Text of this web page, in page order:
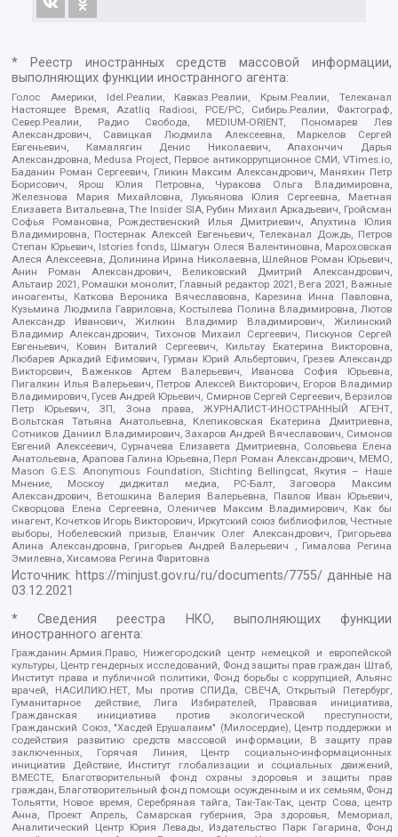
* Реестр иностранных средств массовой информации,
выполняющих функции иностранного агента:
Голос Америки, Idel.Реалии, Кавказ.Реалии, Крым.Реалии, Телеканал
Настоящее Время, Azatliq Radiosi, PCE/PC, Сибирь.Реалии, Фактограф,
Север.Реалии, Радио Свобода, MEDIUM-ORIENT, Пономарев Лев
Александрович, Савицкая Людмила Алексеевна, Маркелов Сергей
Евгеньевич, Камалягин Денис Николаевич, Апахончич Дарья
Александровна, Medusa Project, Первое антикоррупционное СМИ, VTimes.io,
Баданин Роман Сергеевич, Гликин Максим Александрович, Маняхин Петр
Борисович, Ярош Юлия Петровна, Чуракова Ольга Владимировна,
Железнова Мария Михайловна, Лукьянова Юлия Сергеевна, Маетная
Елизавета Витальевна, The Insider SIA, Рубин Михаил Аркадьевич, Гройсман
Софья Романовна, Рождественский Илья Дмитриевич, Апухтина Юлия
Владимировна, Постернак Алексей Евгеньевич, Телеканал Дождь, Петров
Степан Юрьевич, Istories fonds, Шмагун Олеся Валентиновна, Мароховская
Алеся Алексеевна, Долинина Ирина Николаевна, Шлейнов Роман Юрьевич,
Анин Роман Александрович, Великовский Дмитрий Александрович,
Альтаир 2021, Ромашки монолит, Главный редактор 2021, Вега 2021, Важные
иноагенты, Каткова Вероника Вячеславовна, Карезина Инна Павловна,
Кузьмина Людмила Гавриловна, Костылева Полина Владимировна, Лютов
Александр Иванович, Жилкин Владимир Владимирович, Жилинский
Владимир Александрович, Тихонов Михаил Сергеевич, Пискунов Сергей
Евгеньевич, Ковин Виталий Сергеевич, Кильтау Екатерина Викторовна,
Любарев Аркадий Ефимович, Гурман Юрий Альбертович, Грезев Александр
Викторович, Важенков Артем Валерьевич, Иванова София Юрьевна,
Пигалкин Илья Валерьевич, Петров Алексей Викторович, Егоров Владимир
Владимирович, Гусев Андрей Юрьевич, Смирнов Сергей Сергеевич, Верзилов
Петр Юрьевич, ЗП, Зона права, ЖУРНАЛИСТ-ИНОСТРАННЫЙ АГЕНТ,
Вольтская Татьяна Анатольевна, Клепиковская Екатерина Дмитриевна,
Сотников Даниил Владимирович, Захаров Андрей Вячеславович, Симонов
Евгений Алексеевич, Сурначева Елизавета Дмитриевна, Соловьева Елена
Анатольевна, Арапова Галина Юрьевна, Перл Роман Александрович, МЕМО,
Mason G.E.S. Anonymous Foundation, Stichting Bellingcat, Якутия – Наше
Мнение, Москоу диджитал медиа, РС-Балт, Заговора Максим
Александрович, Ветошкина Валерия Валерьевна, Павлов Иван Юрьевич,
Скворцова Елена Сергеевна, Оленичев Максим Владимирович, Как бы
инагент, Кочетков Игорь Викторович, Иркутский союз библиофилов, Честные
выборы, Нобелевский призыв, Еланчик Олег Александрович, Григорьева
Алина Александровна, Григорьев Андрей Валерьевич , Гималова Регина
Эмилевна, Хисамова Регина Фаритовна
Источник: https://minjust.gov.ru/ru/documents/7755/ данные на
03.12.2021
* Сведения реестра НКО, выполняющих функции
иностранного агента:
Гражданин.Армия.Право, Нижегородский центр немецкой и европейской
культуры, Центр гендерных исследований, Фонд защиты прав граждан Штаб,
Институт права и публичной политики, Фонд борьбы с коррупцией, Альянс
врачей, НАСИЛИЮ.НЕТ, Мы против СПИДа, СВЕЧА, Открытый Петербург,
Гуманитарное действие, Лига Избирателей, Правовая инициатива,
Гражданская инициатива против экологической преступности,
Гражданский Союз, "Хасдей Ерушалаим" (Милосердие), Центр поддержки и
содействия развитию средств массовой информации, В защиту прав
заключенных, Горячая Линия, Центр социально-информационных
инициатив Действие, Институт глобализации и социальных движений,
ВМЕСТЕ, Благотворительный фонд охраны здоровья и защиты прав
граждан, Благотворительный фонд помощи осужденным и их семьям, Фонд
Тольятти, Новое время, Серебряная тайга, Так-Так-Так, центр Сова, центр
Анна, Проект Апрель, Самарская губерния, Эра здоровья, Мемориал,
Аналитический Центр Юрия Левады, Издательство Парк Гагарина, Фонд